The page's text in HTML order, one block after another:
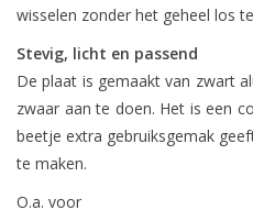
wisselen zonder het geheel los
Stevig, licht en passend
De plaat is gemaakt van zwart
zwaar aan te doen. Het is een
beetje extra gebruiksgemak
te maken.
O.a. voor